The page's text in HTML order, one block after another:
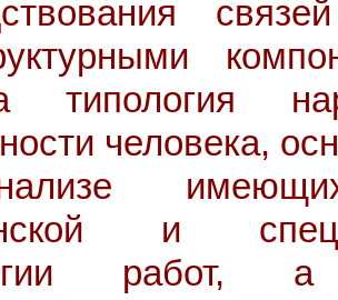
типология
человека,
и
работ,